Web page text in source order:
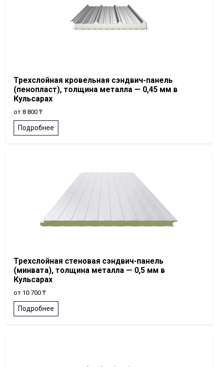
Трехслойная кровельная сэндвич-панель
(пенопласт), толщина металла — 0,45 мм в
Кульсарах
от 8 800 ₸
Подробнее
Трехслойная стеновая сэндвич-панель
(минвата), толщина металла — 0,5 мм в
Кульсарах
от 10 700 ₸
Подробнее